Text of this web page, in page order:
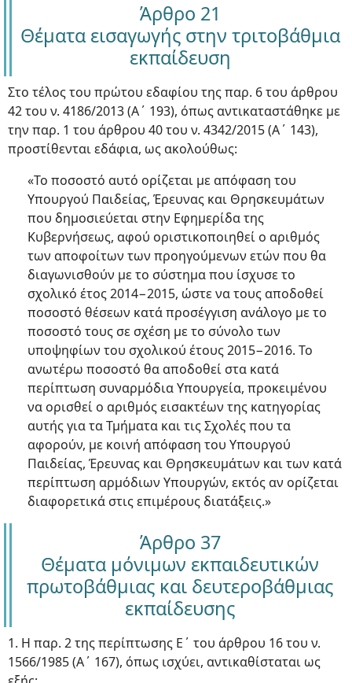
Άρθρο 21
Θέματα εισαγωγής στην τριτοβάθμια
εκπαίδευση
Στο τέλος του πρώτου εδαφίου της παρ. 6 του άρθρου
42 του ν. 4186/2013 (Α΄ 193), όπως αντικαταστάθηκε με
την παρ. 1 του άρθρου 40 του ν. 4342/2015 (Α΄ 143),
προστίθενται εδάφια, ως ακολούθως:
«Το ποσοστό αυτό ορίζεται με απόφαση του
Υπουργού Παιδείας, Έρευνας και Θρησκευμάτων
που δημοσιεύεται στην Εφημερίδα της
Κυβερνήσεως, αφού οριστικοποιηθεί ο αριθμός
των αποφοίτων των προηγούμενων ετών που θα
διαγωνισθούν με το σύστημα που ίσχυσε το
σχολικό έτος 2014−2015, ώστε να τους αποδοθεί
ποσοστό θέσεων κατά προσέγγιση ανάλογο με το
ποσοστό τους σε σχέση με το σύνολο των
υποψηφίων του σχολικού έτους 2015−2016. Το
ανωτέρω ποσοστό θα αποδοθεί στα κατά
περίπτωση συναρμόδια Υπουργεία, προκειμένου
να ορισθεί ο αριθμός εισακτέων της κατηγορίας
αυτής για τα Τμήματα και τις Σχολές που τα
αφορούν, με κοινή απόφαση του Υπουργού
Παιδείας, Έρευνας και Θρησκευμάτων και των κατά
περίπτωση αρμόδιων Υπουργών, εκτός αν ορίζεται
διαφορετικά στις επιμέρους διατάξεις.»
Άρθρο 37
Θέματα μόνιμων εκπαιδευτικών
πρωτοβάθμιας και δευτεροβάθμιας
εκπαίδευσης
1. Η παρ. 2 της περίπτωσης Ε΄ του άρθρου 16 του ν.
1566/1985 (Α΄ 167), όπως ισχύει, αντικαθίσταται ως